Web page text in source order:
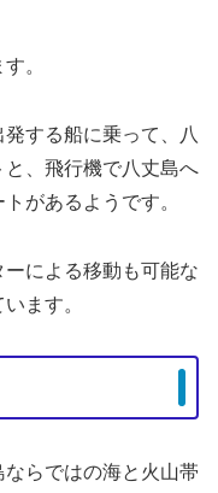
。
する船に乗って、八
、飛行機で八丈島へ
があるようです。
による移動も可能な
ます。
らではの海と火山帯